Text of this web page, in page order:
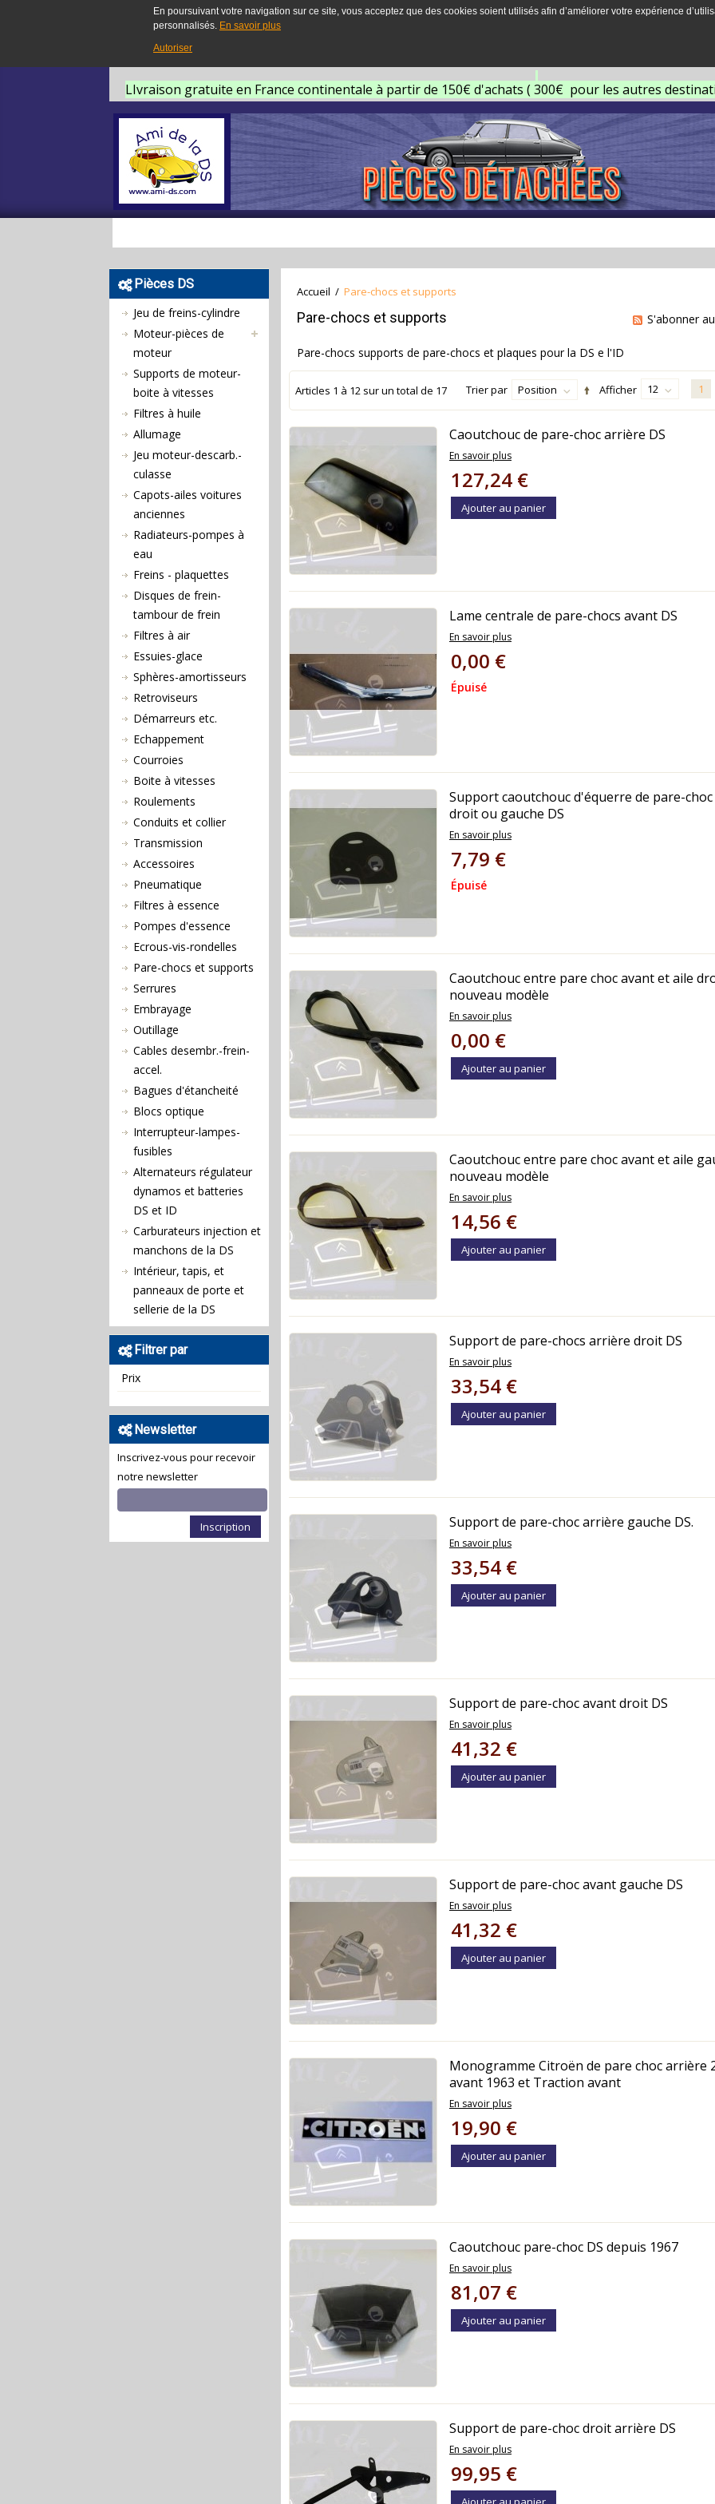
En poursuivant votre navigation sur ce site, vous acceptez que des cookies soient utilisés afin d’améliorer votre expérience
personnalisés. En savoir plus
Autoriser
LIvraison gratuite en France continentale à partir de 150€ d'achats ( 300€ pour les autres
Accueil / Pare-chocs et supports
S'abonner
Pare-chocs et supports
Pare-chocs supports de pare-chocs et plaques pour la DS e l'ID
Articles 1 à 12 sur un total de 17 1
Afficher 12
Trier par Position
Caoutchouc de pare-choc arrière DS
En savoir plus
127,24 €
Ajouter au panier
Lame centrale de pare-chocs avant DS
En savoir plus
0,00 €
Épuisé
Support caoutchouc d'équerre de pare-
droit ou gauche DS
En savoir plus
7,79 €
Épuisé
Caoutchouc entre pare choc avant et aile
nouveau modèle
En savoir plus
0,00 €
Ajouter au panier
Caoutchouc entre pare choc avant et aile
nouveau modèle
En savoir plus
14,56 €
Ajouter au panier
Support de pare-chocs arrière droit DS
En savoir plus
33,54 €
Ajouter au panier
Support de pare-choc arrière gauche DS.
En savoir plus
33,54 €
Ajouter au panier
Support de pare-choc avant droit DS
En savoir plus
41,32 €
Ajouter au panier
Support de pare-choc avant gauche DS
En savoir plus
41,32 €
Ajouter au panier
Monogramme Citroën de pare choc arrière
avant 1963 et Traction avant
En savoir plus
19,90 €
Ajouter au panier
Caoutchouc pare-choc DS depuis 1967
En savoir plus
81,07 €
Ajouter au panier
Support de pare-choc droit arrière DS
En savoir plus
99,95 €
Pièces DS
Jeu de freins-cylindre
Moteur-pièces de
moteur
Supports de moteur-
boite à vitesses
Filtres à huile
Allumage
Jeu moteur-descarb.-
culasse
Capots-ailes voitures
anciennes
Radiateurs-pompes à
eau
Freins - plaquettes
Disques de frein-
tambour de frein
Filtres à air
Essuies-glace
Sphères-amortisseurs
Retroviseurs
Démarreurs etc.
Echappement
Courroies
Boite à vitesses
Roulements
Conduits et collier
Transmission
Accessoires
Pneumatique
Filtres à essence
Pompes d'essence
Ecrous-vis-rondelles
Pare-chocs et supports
Serrures
Embrayage
Outillage
Cables desembr.-frein-
accel.
Bagues d'étancheité
Blocs optique
Interrupteur-lampes-
fusibles
Alternateurs régulateur
dynamos et batteries
DS et ID
Carburateurs injection et
manchons de la DS
Intérieur, tapis, et
panneaux de porte et
sellerie de la DS
Filtrer par
Prix
Newsletter
Inscrivez-vous pour recevoir
notre newsletter
Inscription